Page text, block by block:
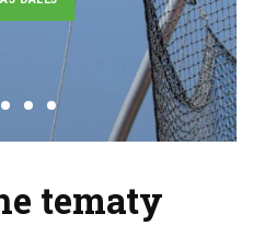
tematy